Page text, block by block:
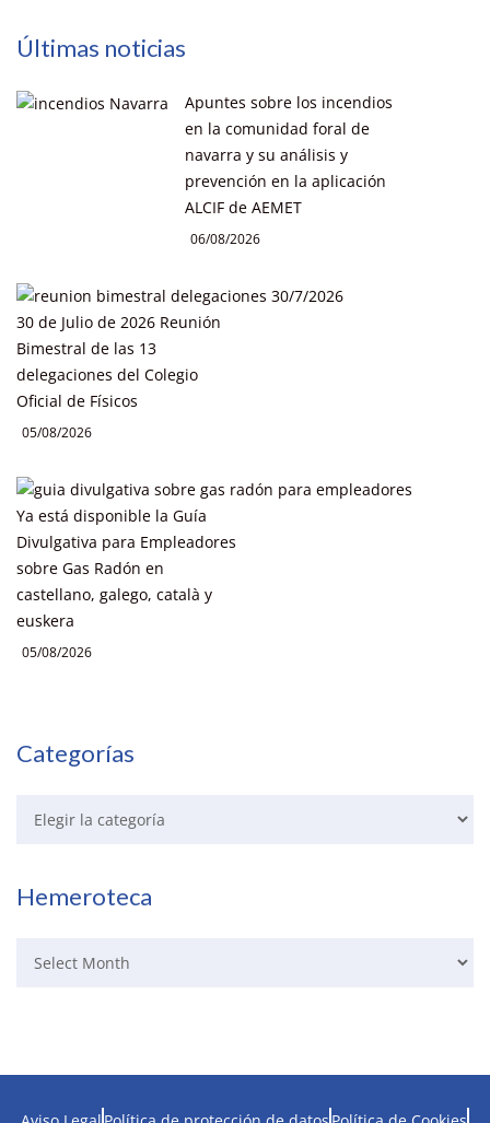
Últimas noticias
Apuntes sobre los incendios
en la comunidad foral de
navarra y su análisis y
prevención en la aplicación
ALCIF de AEMET
06/08/2026
30 de Julio de 2026 Reunión
Bimestral de las 13
delegaciones del Colegio
Oficial de Físicos
05/08/2026
Ya está disponible la Guía
Divulgativa para Empleadores
sobre Gas Radón en
castellano, galego, català y
euskera
05/08/2026
Categorías
Hemeroteca